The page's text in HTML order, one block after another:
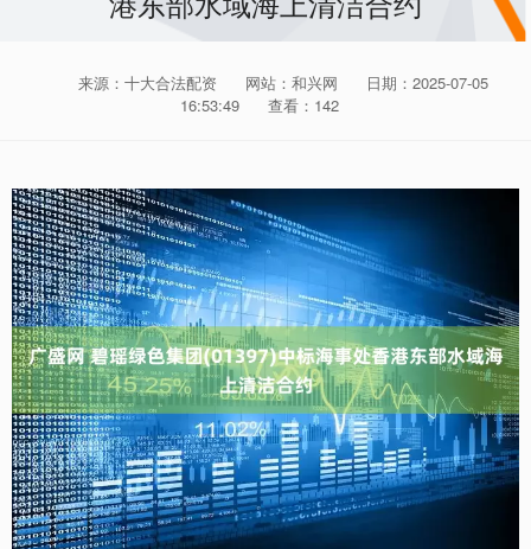
来源：十大合法配资 网站：和兴网
日期：2025-07-05
16:53:49
查看：142